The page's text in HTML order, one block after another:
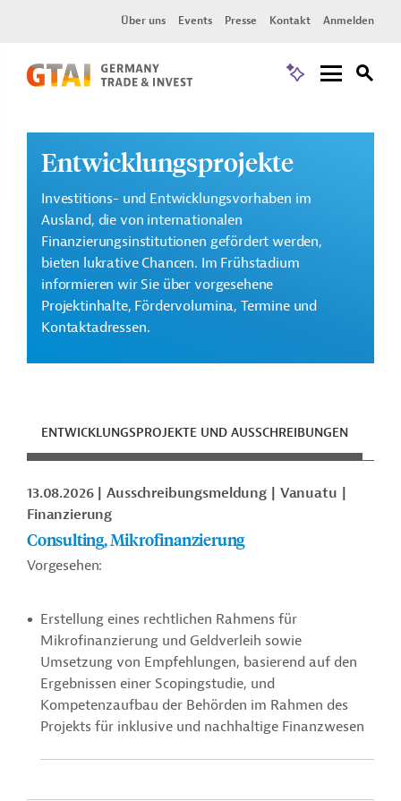
Über uns Events Presse Kontakt Anmelden
Entwicklungsprojekte
Investitions- und Entwicklungsvorhaben im
Ausland, die von internationalen
Finanzierungsinstitutionen gefördert werden,
bieten lukrative Chancen. Im Frühstadium
informieren wir Sie über vorgesehene
Projektinhalte, Fördervolumina, Termine und
Kontaktadressen.
ENTWICKLUNGSPROJEKTE UND AUSSCHREIBUNGEN
13.08.2026 Ausschreibungsmeldung
Vanuatu
Finanzierung
Consulting, Mikrofinanzierung
Vorgesehen:
Erstellung eines rechtlichen Rahmens für
Mikrofinanzierung und Geldverleih sowie
Umsetzung von Empfehlungen, basierend auf den
Ergebnissen einer Scopingstudie, und
Kompetenzaufbau der Behörden im Rahmen des
Projekts für inklusive und nachhaltige Finanzwesen